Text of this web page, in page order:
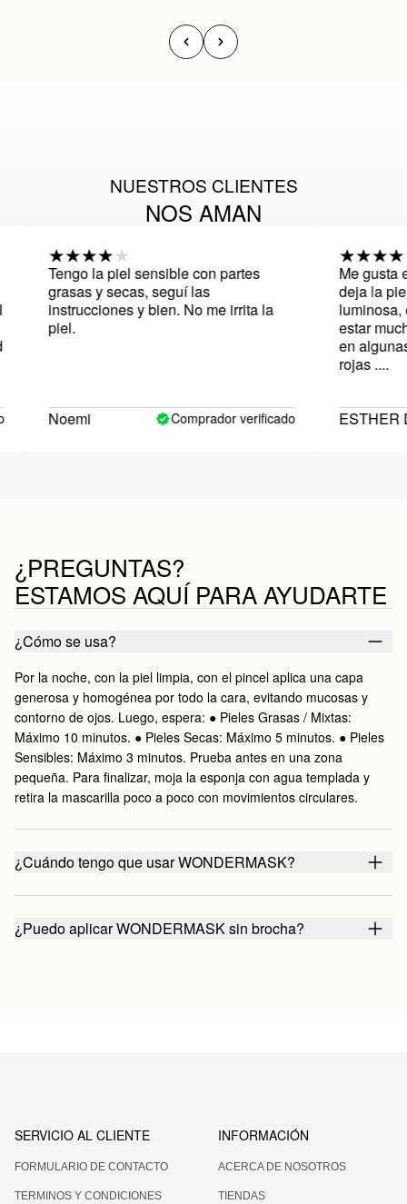
NUESTROS CLIENTES
NOS AMAN
Tengo la piel sensible con partes
grasas y secas, seguí las
instrucciones y bien. No me irrita la
piel.
Noemi Comprador verificado
Me gusta el
deja la piel
luminosa, el
estar mucho
en algunas
rojas ....
¿PREGUNTAS?
ESTAMOS AQUÍ PARA AYUDARTE
¿Cómo se usa?
Por la noche, con la piel limpia, con el pincel aplica una capa
generosa y homogénea por todo la cara, evitando mucosas y
contorno de ojos. Luego, espera: ● Pieles Grasas / Mixtas:
Máximo 10 minutos. ● Pieles Secas: Máximo 5 minutos. ● Pieles
Sensibles: Máximo 3 minutos. Prueba antes en una zona
pequeña. Para finalizar, moja la esponja con agua templada y
retira la mascarilla poco a poco con movimientos circulares.
¿Cuándo tengo que usar WONDERMASK?
¿Puedo aplicar WONDERMASK sin brocha?
SERVICIO AL CLIENTE
FORMULARIO DE CONTACTO
TERMINOS Y CONDICIONES
INFORMACIÓN
ACERCA DE NOSOTROS
TIENDAS